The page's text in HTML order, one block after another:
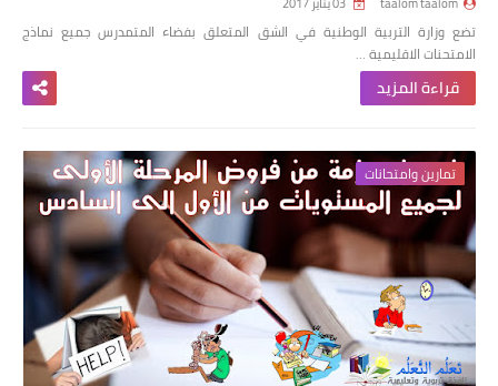
تضع وزارة التربية الوطنية في الشق المتعلق بفضاء المتمدرس جميع نماذج
الامتحنات الاقليمية …
قراءة المزيد
تمارين وامتحانات